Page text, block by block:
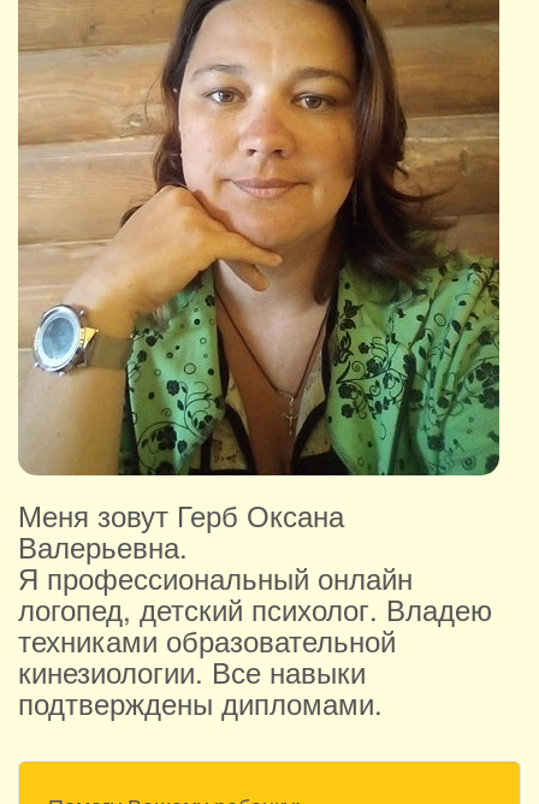
Меня зовут Герб Оксана
Валерьевна.
Я профессиональный онлайн
логопед, детский психолог. Владею
техниками образовательной
кинезиологии. Все навыки
подтверждены дипломами.